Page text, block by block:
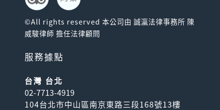
©All rights reserved 本公司由 誠瀛法律事務所 陳
威駿律師 擔任法律顧問
服務據點
台灣 台北
02-7713-4919
104台北市中山區南京東路三段168號13樓